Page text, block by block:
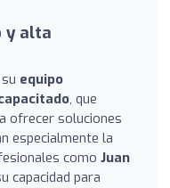
y alta
equipo
, que
ofrecer soluciones
especialmente la
como Juan
capacidad para